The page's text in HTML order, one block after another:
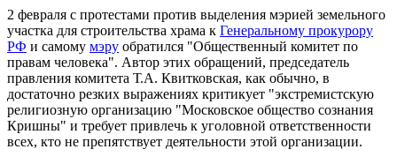
2 февраля с протестами против выделения мэрией земельного
участка для строительства храма к Генеральному прокурору
РФ и самому мэру обратился "Общественный комитет по
правам человека". Автор этих обращений, председатель
правления комитета Т.А. Квитковская, как обычно, в
достаточно резких выражениях критикует "экстремистскую
религиозную организацию "Московское общество сознания
Кришны" и требует привлечь к уголовной ответственности
всех, кто не препятствует деятельности этой организации.